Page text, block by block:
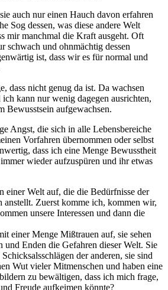
auch nur einen Hauch davon erfahren
Sog dessen, was diese andere Welt
mir manchmal die Kraft ausgeht. Oft
schwach und ohnmächtig dessen
ist, dass wir es für normal und
dass nicht genug da ist. Da wachsen
kann nur wenig dagegen ausrichten,
Bewusstsein aufgewachsen.
Angst, die sich in alle Lebensbereiche
Vorfahren übernommen oder selbst
dass ich eine Menge Bewusstheit
wieder aufzuspüren und ihr etwas
einer Welt auf, die die Bedürfnisse der
anstellt. Zuerst komme ich, kommen wir,
unsere Interessen und dann die
einer Menge Mißtrauen auf, sie sehen
und Enden die Gefahren dieser Welt. Sie
der anderen, sie sind
Wut vieler Mitmenschen und haben eine
zu bewältigen, dass ich mich frage,
Freude aufkeimen könnte?